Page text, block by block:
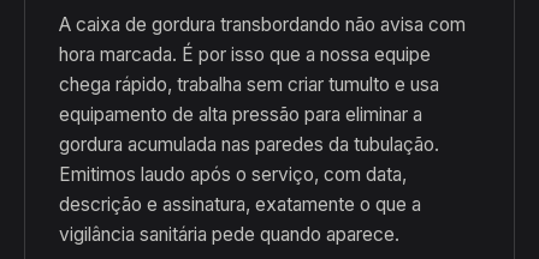
A caixa de gordura transbordando não avisa com
hora marcada. É por isso que a nossa equipe
chega rápido, trabalha sem criar tumulto e usa
equipamento de alta pressão para eliminar a
gordura acumulada nas paredes da tubulação.
Emitimos laudo após o serviço, com data,
descrição e assinatura, exatamente o que a
vigilância sanitária pede quando aparece.